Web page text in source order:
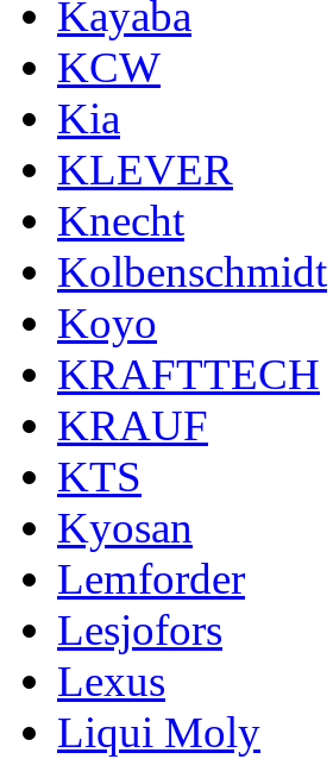
Kayaba
KCW
Kia
KLEVER
Knecht
Kolbenschmidt
Koyo
KRAFTTECH
KRAUF
KTS
Kyosan
Lemforder
Lesjofors
Lexus
Liqui Moly